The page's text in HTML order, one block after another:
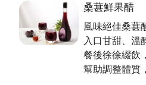
汁、果醋、酵素外，還有口感
獨門配方的桑葚蜜餞、桑葚香
桑葚緣盼以這一顆顆細心栽
持天然的理念， 和所有朋友
自己人一樣，「吃得天然、
桑葚鮮果醋
風味絕佳桑葚
入口甘甜、溫
餐後徐徐綴飲
幫助調整體質